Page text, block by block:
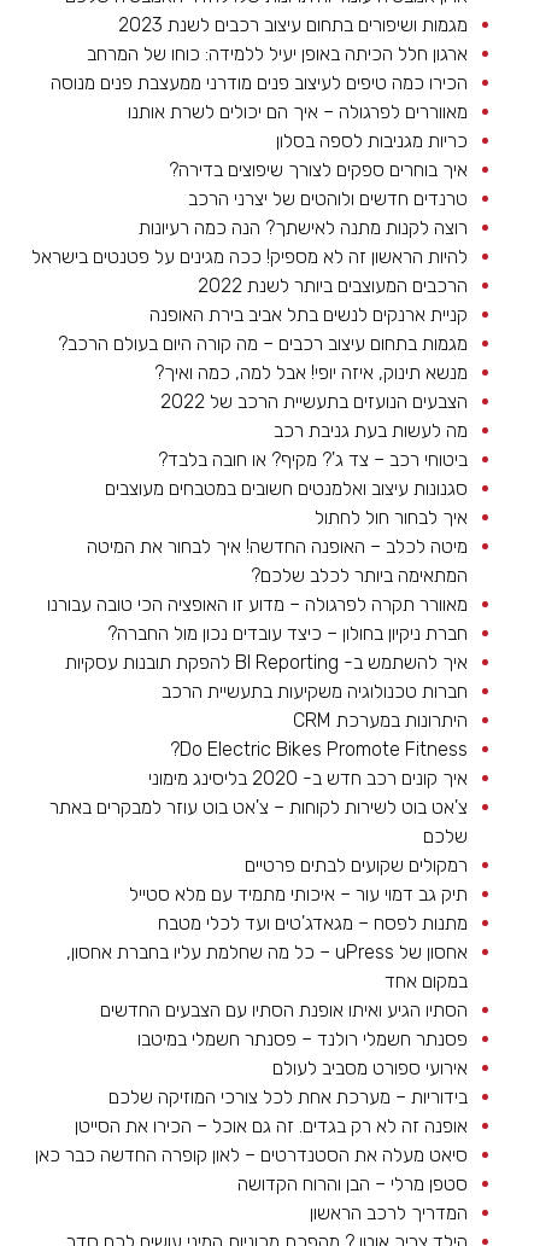
מגמות ושיפורים בתחום עיצוב רכבים לשנת 2023
ארגון חלל הכיתה באופן יעיל ללמידה: כוחו של המרחב
הכירו כמה טיפים לעיצוב פנים מודרני ממעצבת פנים מנוסה
מאווררים לפרגולה – איך הם יכולים לשרת אותנו
כריות מגניבות לספה בסלון
איך בוחרים ספקים לצורך שיפוצים בדירה?
טרנדים חדשים ולוהטים של יצרני הרכב
רוצה לקנות מתנה לאישתך? הנה כמה רעיונות
להיות הראשון זה לא מספיק! ככה מגינים על פטנטים בישראל
הרכבים המעוצבים ביותר לשנת 2022
קניית ארנקים לנשים בתל אביב בירת האופנה
מגמות בתחום עיצוב רכבים – מה קורה היום בעולם הרכב?
מנשא תינוק, איזה יופי! אבל למה, כמה ואיך?
הצבעים הנועזים בתעשיית הרכב של 2022
מה לעשות בעת גניבת רכב
ביטוחי רכב – צד ג'? מקיף? או חובה בלבד?
סגנונות עיצוב ואלמנטים חשובים במטבחים מעוצבים
איך לבחור חול לחתול
מיטה לכלב – האופנה החדשה! איך לבחור את המיטה
המתאימה ביותר לכלב שלכם?
מאוורר תקרה לפרגולה – מדוע זו האופציה הכי טובה עבורנו
חברת ניקיון בחולון – כיצד עובדים נכון מול החברה?
איך להשתמש ב- BI Reporting להפקת תובנות עסקיות
חברות טכנולוגיה משקיעות בתעשיית הרכב
היתרונות במערכת CRM
Do Electric Bikes Promote Fitness?
איך קונים רכב חדש ב- 2020 בליסינג מימוני
צ'אט בוט לשירות לקוחות – צ'אט בוט עוזר למבקרים באתר
שלכם
רמקולים שקועים לבתים פרטיים
תיק גב דמוי עור – איכותי מתמיד עם מלא סטייל
מתנות לפסח – מגאדג'טים ועד לכלי מטבח
אחסון של uPress – כל מה שחלמת עליו בחברת אחסון,
במקום אחד
הסתיו הגיע ואיתו אופנת הסתיו עם הצבעים החדשים
פסנתר חשמלי רולנד – פסנתר חשמלי במיטבו
אירועי ספורט מסביב לעולם
בידוריות – מערכת אחת לכל צורכי המוזיקה שלכם
אופנה זה לא רק בגדים. זה גם אוכל – הכירו את הסייטן
סיאט מעלה את הסטנדרטים – לאון קופרה החדשה כבר כאן
סטפן מרלי – הבן והרוח הקדושה
המדריך לרכב הראשון